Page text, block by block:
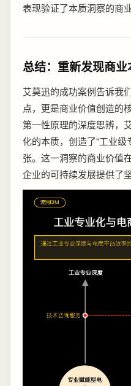
表现验证了本质洞察的商业
总结：重新发现商
艾莫迅的成功案例告诉我
点，更是商业价值创造的
第一性原理的深度思辨，
化的本质，创造了“工业
张。这一洞察的商业价值
企业的可持续发展提供了